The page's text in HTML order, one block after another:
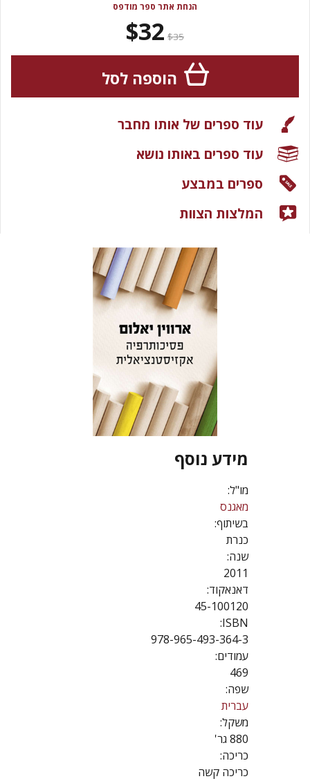
מידע נוסף
מו"ל:
מאגנס
בשיתוף:
כנרת
שנה:
2011
דאנאקוד:
45-100120
ISBN:
978-965-493-364-3
עמודים:
469
שפה:
עברית
משקל:
880 גר'
כריכה:
כריכה קשה
הנחת אתר ספר מודפס
$35
$32
הוספה לסל
עוד ספרים של אותו מחבר
עוד ספרים באותו נושא
ספרים במבצע
המלצות הצוות